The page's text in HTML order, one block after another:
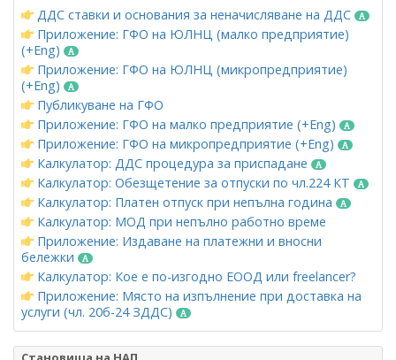
ДДС ставки и основания за неначисляване на ДДС
Приложение: ГФО на ЮЛНЦ (малко предприятие)
(+Eng)
Приложение: ГФО на ЮЛНЦ (микропредприятие)
(+Eng)
Публикуване на ГФО
Приложение: ГФО на малко предприятие (+Eng)
Приложение: ГФО на микропредприятие (+Eng)
Калкулатор: ДДС процедура за приспадане
Калкулатор: Обезщетение за отпуски по чл.224 КТ
Калкулатор: Платен отпуск при непълна година
Калкулатор: МОД при непълно работно време
Приложение: Издаване на платежни и вносни
бележки
Калкулатор: Кое е по-изгодно ЕООД или freelancer?
Приложение: Място на изпълнение при доставка на
услуги (чл. 20б-24 ЗДДС)